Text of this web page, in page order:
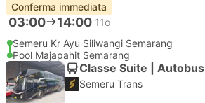
Conferma immediata
03:00 14:00 11o
Semeru Kr Ayu Siliwangi Semarang
Pool Majapahit Semarang
Classe Suite | Autobus
Semeru Trans